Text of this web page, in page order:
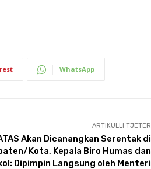
WhatsApp
ARTIKULLI TJETËR
Akan Dicanangkan Serentak di
Kota, Kepala Biro Humas dan
Dipimpin Langsung oleh Menteri